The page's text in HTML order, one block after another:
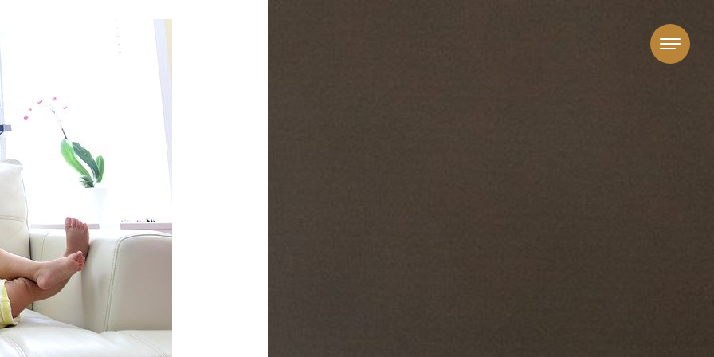
Kannelle j’ai 46 ans et je cuisine
depuis toujours. Aujourd’hui je
souhaite vous partager toute mon
expérience et toute l’admiration que
j’ai envers la cuisine. Des mets
délicieux à vous faire partager mais
surtout beaucoup de plaisir.
visite sur Knelle66. Régalez-vous !
Me joindre
Mentions légales
Contact